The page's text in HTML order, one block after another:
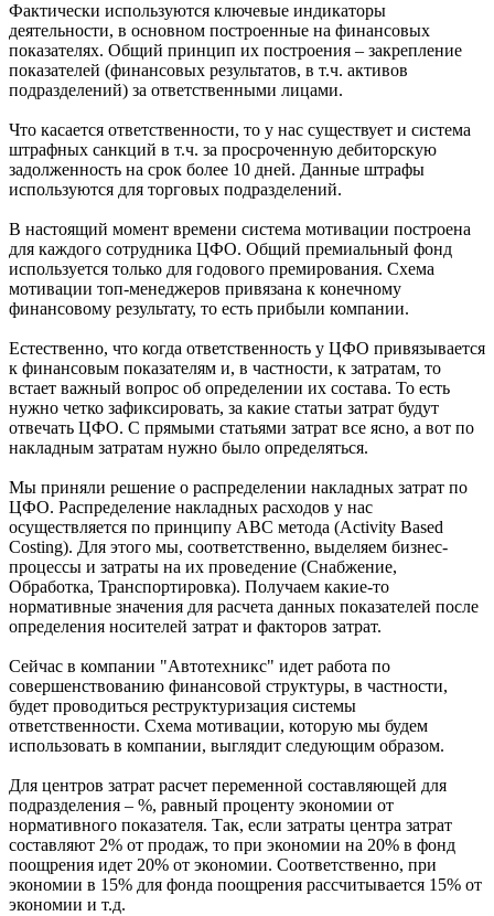
Фактически используются ключевые индикаторы
деятельности, в основном построенные на финансовых
показателях. Общий принцип их построения – закрепление
показателей (финансовых результатов, в т.ч. активов
подразделений) за ответственными лицами.
Что касается ответственности, то у нас существует и система
штрафных санкций в т.ч. за просроченную дебиторскую
задолженность на срок более 10 дней. Данные штрафы
используются для торговых подразделений.
В настоящий момент времени система мотивации построена
для каждого сотрудника ЦФО. Общий премиальный фонд
используется только для годового премирования. Схема
мотивации топ-менеджеров привязана к конечному
финансовому результату, то есть прибыли компании.
Естественно, что когда ответственность у ЦФО привязывается
к финансовым показателям и, в частности, к затратам, то
встает важный вопрос об определении их состава. То есть
нужно четко зафиксировать, за какие статьи затрат будут
отвечать ЦФО. С прямыми статьями затрат все ясно, а вот по
накладным затратам нужно было определяться.
Мы приняли решение о распределении накладных затрат по
ЦФО. Распределение накладных расходов у нас
осуществляется по принципу ABC метода (Activity Based
Costing). Для этого мы, соответственно, выделяем бизнес-
процессы и затраты на их проведение (Снабжение,
Обработка, Транспортировка). Получаем какие-то
нормативные значения для расчета данных показателей после
определения носителей затрат и факторов затрат.
Сейчас в компании "Автотехникс" идет работа по
совершенствованию финансовой структуры, в частности,
будет проводиться реструктуризация системы
ответственности. Схема мотивации, которую мы будем
использовать в компании, выглядит следующим образом.
Для центров затрат расчет переменной составляющей для
подразделения – %, равный проценту экономии от
нормативного показателя. Так, если затраты центра затрат
составляют 2% от продаж, то при экономии на 20% в фонд
поощрения идет 20% от экономии. Соответственно, при
экономии в 15% для фонда поощрения рассчитывается 15% от
экономии и т.д.